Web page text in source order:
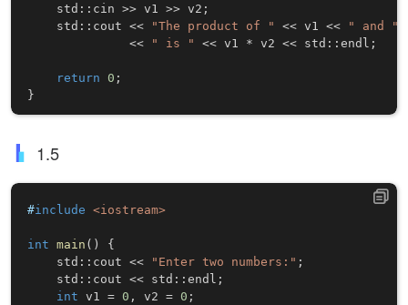
    std
:: cin >> v1 >> v2 ;
    std
:: cout << "The product of " << v1 << " and "
<<
" is " << v1 * v2 << std :: endl ;
return 0 ;
}
1.5
#include <iostream>
int main ( )
{
    std
:: cout << "Enter two numbers:" ;
    std
:: cout << std :: endl ;
int v1 = 0 , v2 = 0 ;